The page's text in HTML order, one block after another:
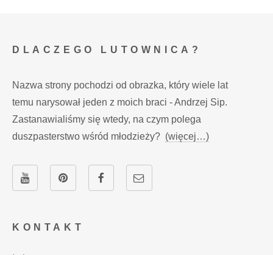
KONTAKT
DLACZEGO LUTOWNICA?
Nazwa strony pochodzi od obrazka, który wiele lat
temu narysował jeden z moich braci - Andrzej Sip.
Zastanawialiśmy się wtedy, na czym polega
duszpasterstwo wśród młodzieży? (więcej…)